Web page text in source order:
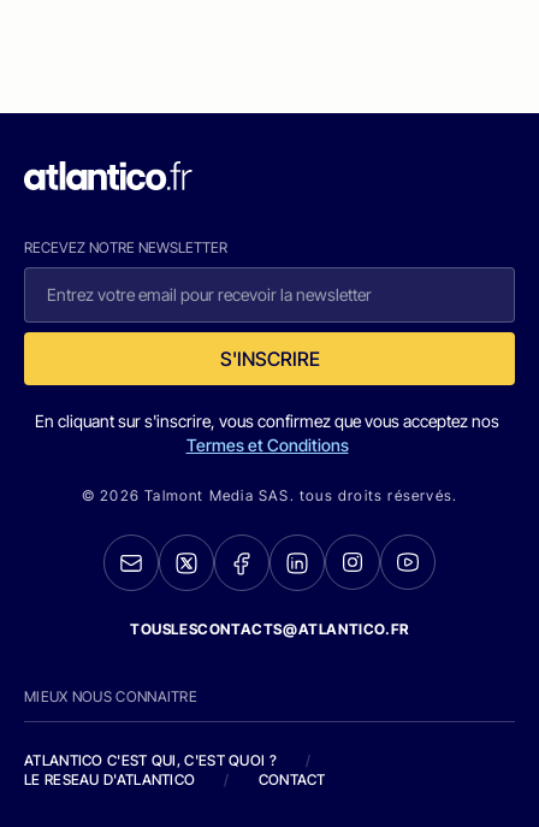
RECEVEZ NOTRE NEWSLETTER
S'INSCRIRE
En cliquant sur s'inscrire, vous confirmez que vous acceptez nos
Termes et Conditions
© 2026 Talmont Media SAS. tous droits réservés.
TOUSLESCONTACTS@ATLANTICO.FR
MIEUX NOUS CONNAITRE
ATLANTICO C'EST QUI, C'EST QUOI ?
/
LE RESEAU D'ATLANTICO
/ CONTACT